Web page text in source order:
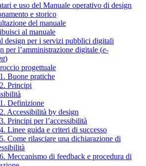
e uso del Manuale operativo di design
e storico
del manuale
al manuale
design per i servizi pubblici digitali
per l’amministrazione digitale (e-
)
progettuale
Buone pratiche
Principi
Definizione
Accessibilità by design
Principi per l’accessibilità
Linee guida e criteri di successo
Come rilasciare una dichiarazione di
Meccanismo di feedback e procedura di